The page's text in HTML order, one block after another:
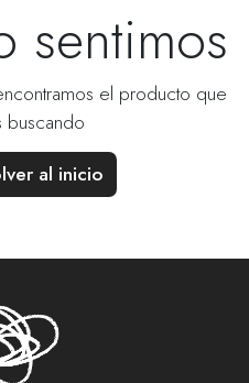
sentimos
el producto que
buscando
al inicio